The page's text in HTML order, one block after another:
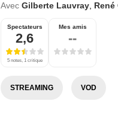
Avec Gilberte Lauvray René
Spectateurs
2,6
5 notes, 1 critique
Mes amis
--
STREAMING VOD